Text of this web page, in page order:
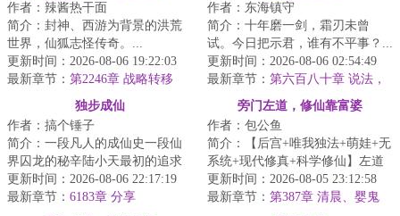
作者：辣酱热干面
简介：封神、西游为背景的洪荒
世界，仙狐志怪传奇。...
更新时间：2026-08-06 19:22:03
最新章节： 第2246章 战略转移
作者：东海镇守
简介：十年磨一剑，霜刃未曾
试。今日把示君，谁有不平事？...
更新时间：2026-08-06 02:54:49
最新章节： 第六百八十章 说法，
花开，龙现，道明（7.1K字奉
上，求月票支持~）
独步成仙
作者：搞个锤子
简介：一段凡人的成仙史一段仙
界囚龙的秘辛陆小天最初的追求
不过是踏上永生的仙道，但披荆
斩棘得偿所愿之...
更新时间：2026-08-06 22:17:19
最新章节： 6183章 分享
旁门左道，修仙靠富婆
作者：包公鱼
简介：【后宫+唯我独法+萌娃+无
系统+现代修真+科学修仙】左道
奇才沈轻舟，修最野的术，躲得
过五弊，避得...
更新时间：2026-08-05 23:12:58
最新章节： 第387章 清晨、婴鬼